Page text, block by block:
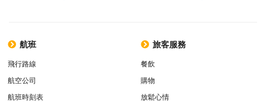
航班
飛行路線
航空公司
航班時刻表
旅客服務
餐飲
購物
放鬆心情